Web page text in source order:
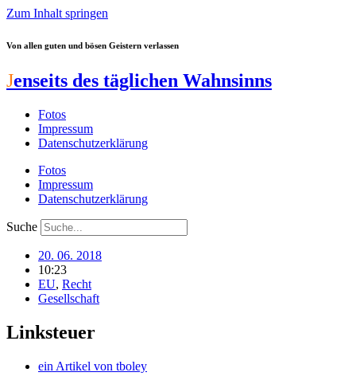
Zum Inhalt springen
Von allen guten und bösen Geistern verlassen
Jenseits des täglichen Wahnsinns
Fotos
Impressum
Datenschutzerklärung
Fotos
Impressum
Datenschutzerklärung
Suche
20. 06. 2018
10:23
EU, Recht
Gesellschaft
Linksteuer
ein Artikel von tboley